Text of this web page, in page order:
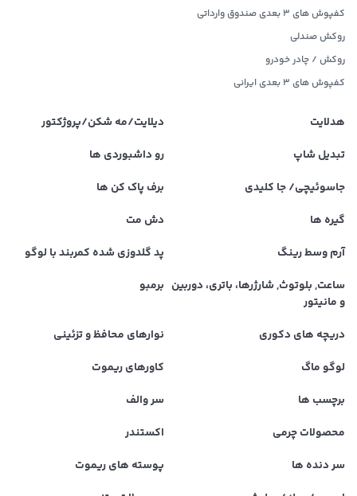
کفپوش های 3 بعدی صندوق وارداتی
روکش صندلی
روکش / چادر خودرو
کفپوش های ۳ بعدی ایرانی
هدلایت
دیلایت/مه شکن/پروژکتور
تبدیل شاپ
رو داشبوردی ها
جاسوئیچی/ جا کلیدی
برف پاک کن ها
گیره ها
دش مت
آرم وسط رینگ
پد گلدوزی شده کمربند با لوگو
ساعت, بلوتوث, شارژرها، باتری، دوربین
و مانیتور
برمبو
دریچه های دکوری
نوارهای محافظ و تزئینی
لوگو ماگ
کاورهای ریموت
برچسب ها
سر والف
محصولات چرمی
اکستندر
سر دنده ها
پوسته های ریموت